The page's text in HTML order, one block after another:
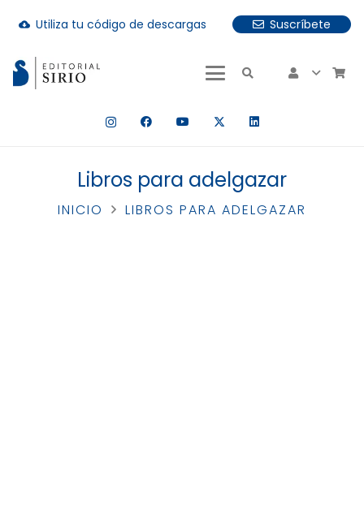
cloud_download Utiliza tu código de descargas
Suscríbete
hay resultados autocompletados, puedes utilizar las
Libros para adelgazar
INICIO LIBROS PARA ADELGAZAR